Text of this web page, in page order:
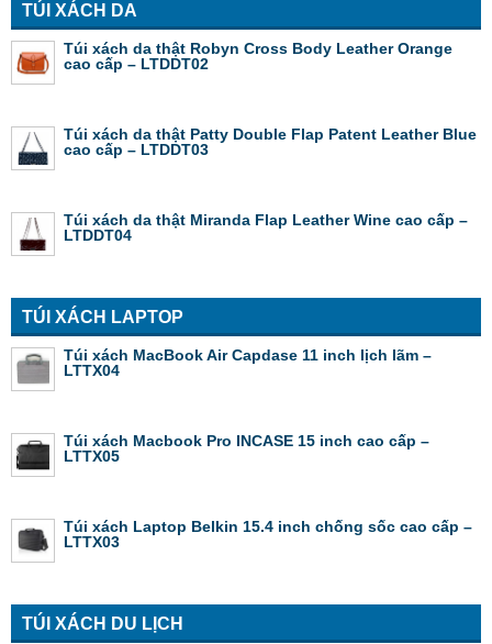
TÚI XÁCH DA
Túi xách da thật Robyn Cross Body Leather Orange
cao cấp – LTDDT02
Túi xách da thật Patty Double Flap Patent Leather Blue
cao cấp – LTDDT03
Túi xách da thật Miranda Flap Leather Wine cao cấp –
LTDDT04
TÚI XÁCH LAPTOP
Túi xách MacBook Air Capdase 11 inch lịch lãm –
LTTX04
Túi xách Macbook Pro INCASE 15 inch cao cấp –
LTTX05
Túi xách Laptop Belkin 15.4 inch chống sốc cao cấp –
LTTX03
TÚI XÁCH DU LỊCH